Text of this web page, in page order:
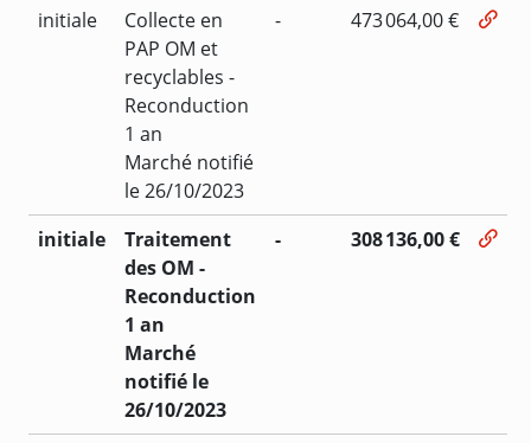
initiale
Collecte en
PAP OM et
recyclables -
Reconduction
1 an
Marché notifié
le 26/10/2023
- 473 064,00 €
initiale
Traitement
des OM -
Reconduction
1 an
Marché
notifié le
26/10/2023
- 308 136,00 €